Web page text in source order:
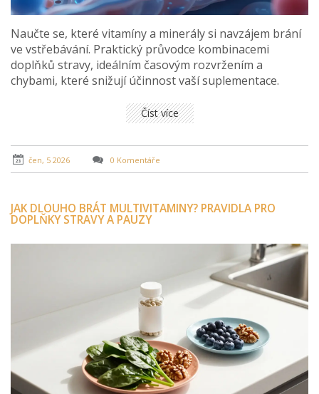
Naučte se, které vitamíny a minerály si navzájem brání
ve vstřebávání. Praktický průvodce kombinacemi
doplňků stravy, ideálním časovým rozvržením a
chybami, které snižují účinnost vaší suplementace.
Číst více
čen, 5 2026 0 Komentáře
JAK DLOUHO BRÁT MULTIVITAMINY? PRAVIDLA PRO
DOPLŇKY STRAVY A PAUZY